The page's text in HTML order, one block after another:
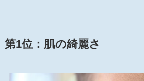
第1位： 肌の綺麗さ